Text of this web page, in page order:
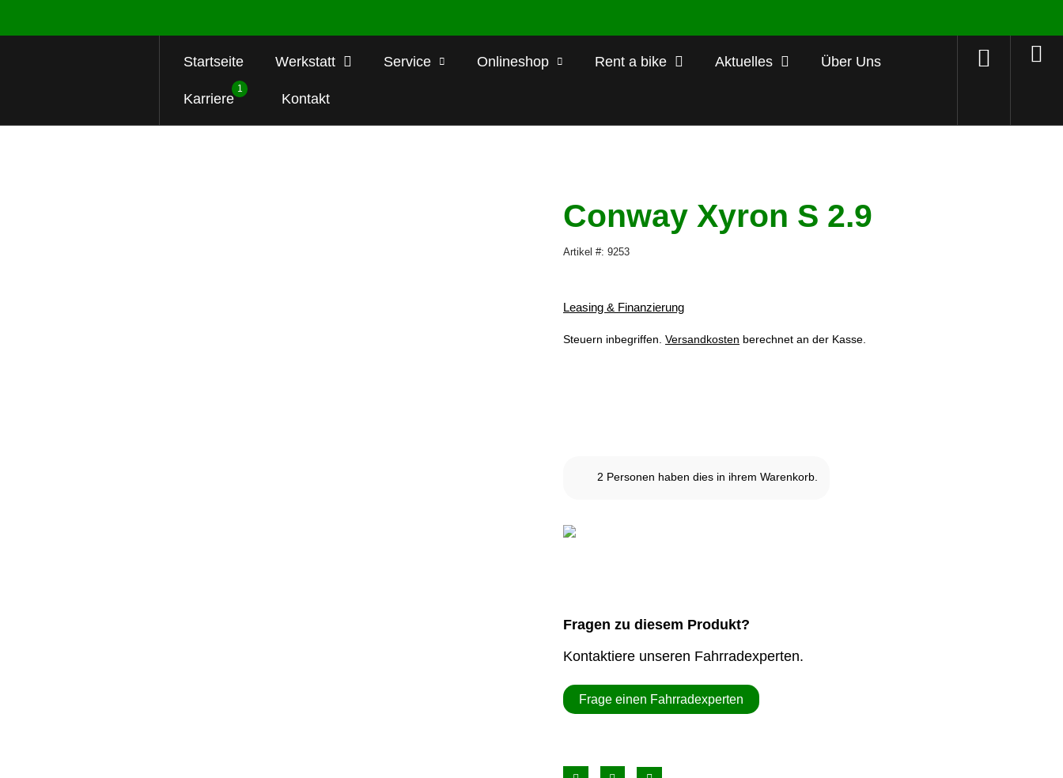
Startseite Werkstatt Service Onlineshop Rent a bike Aktuelles Über Uns
Karriere
1
Kontakt
Conway Xyron S 2.9
Artikel #: 9253
Leasing & Finanzierung
Steuern inbegriffen. Versandkosten berechnet an der Kasse.
2 Personen haben dies in ihrem Warenkorb.
Fragen zu diesem Produkt?
Kontaktiere unseren Fahrradexperten.
Frage einen Fahrradexperten